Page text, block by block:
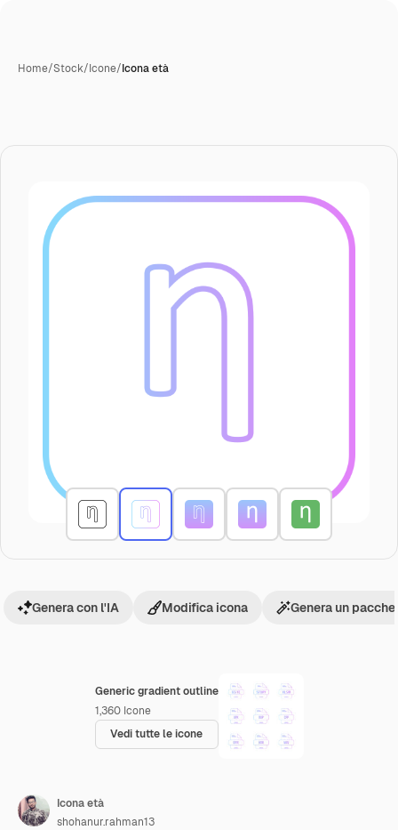
Home/Stock/Icone/Icona età
Generic gradient outline
1,360 Icone
Vedi tutte le icone
Genera con l'IA Modifica icona Genera un
Icona età
shohanur.rahman13